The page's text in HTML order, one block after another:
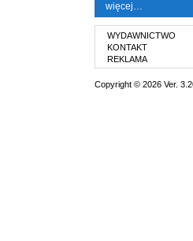
więcej…
WYDAWNICTWO
KONTAKT
REKLAMA
Copyright © 2026 Ver.